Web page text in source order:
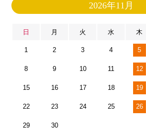
2026年11月
日 月 火 水 木
1 2 3 4 5
8 9 10 11 12
15 16 17 18 19
22 23 24 25 26
29 30